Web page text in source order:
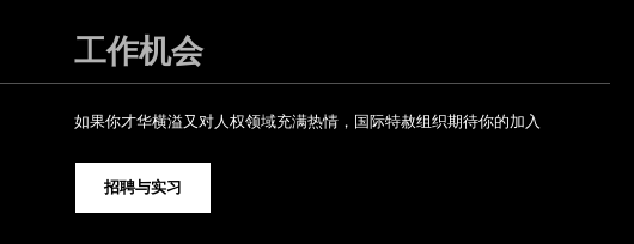
工作机会
如果你才华横溢又对人权领域充满热情，国际特赦组织期待你的加入
招聘与实习